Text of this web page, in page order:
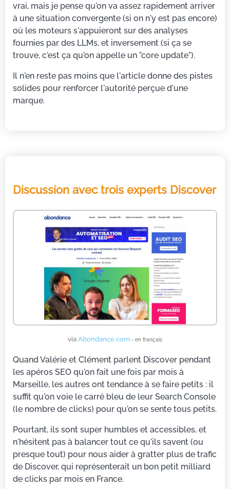
vrai, mais je pense qu'on va assez rapidement arriver
à une situation convergente (si on n'y est pas encore)
où les moteurs s'appuieront sur des analyses
fournies par des LLMs, et inversement (si ça se
trouve, c'est ça qu'on appelle un "core update").
Il n'en reste pas moins que l'article donne des pistes
solides pour renforcer l'autorité perçue d'une
marque.
Discussion avec trois experts Discover
via Abondance.com - en français
Quand Valérie et Clément parlent Discover pendant
les apéros SEO qu'on fait une fois par mois à
Marseille, les autres ont tendance à se faire petits : il
suffit qu'on voie le carré bleu de leur Search Console
(le nombre de clicks) pour qu'on se sente tous petits.
Pourtant, ils sont super humbles et accessibles, et
n'hésitent pas à balancer tout ce qu'ils savent (ou
presque tout) pour nous aider à gratter plus de trafic
de Discover, qui représenterait un bon petit milliard
de clicks par mois en France.